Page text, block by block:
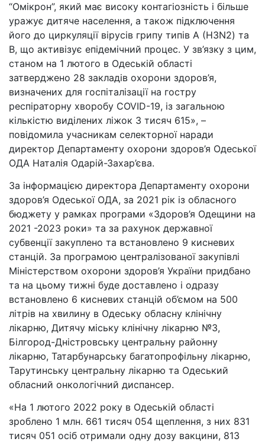
“Омікрон”, який має високу контагіозність і більше
уражує дитяче населення, а також підключення
його до циркуляції вірусів грипу типів А (H3N2) та
В, що активізує епідемічний процес. У зв’язку з цим,
станом на 1 лютого в Одеській області
затверджено 28 закладів охорони здоров’я,
визначених для госпіталізації на гостру
респіраторну хворобу COVID-19, із загальною
кількістю виділених ліжок 3 тисяч 615», –
повідомила учасникам селекторної наради
директор Департаменту охорони здоров’я Одеської
ОДА Наталія Одарій-Захар’єва.
За інформацією директора Департаменту охорони
здоров’я Одеської ОДА, за 2021 рік із обласного
бюджету у рамках програми «Здоров’я Одещини на
2021 -2023 роки» та за рахунок державної
субвенції закуплено та встановлено 9 кисневих
станцій. За програмою централізованої закупівлі
Міністерством охорони здоров’я України придбано
та на цьому тижні буде доставлено і одразу
встановлено 6 кисневих станцій об’ємом на 500
літрів на хвилину в Одеську обласну клінічну
лікарню, Дитячу міську клінічну лікарню №3,
Білгород-Дністровську центральну районну
лікарню, Татарбунарську багатопрофільну лікарню,
Тарутинську центральну лікарню та Одеський
обласний онкологічний диспансер.
«На 1 лютого 2022 року в Одеській області
зроблено 1 млн. 661 тисяч 054 щеплення, з них 831
тисяч 051 осіб отримали одну дозу вакцини, 813